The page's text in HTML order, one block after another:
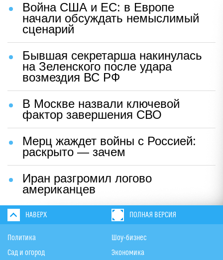
Война США и ЕС: в Европе
начали обсуждать немыслимый
сценарий
Бывшая секретарша накинулась
на Зеленского после удара
возмездия ВС РФ
В Москве назвали ключевой
фактор завершения СВО
Мерц жаждет войны с Россией:
раскрыто — зачем
Иран разгромил логово
американцев
НАВЕРХ ПОЛНАЯ ВЕРСИЯ
Политика
Сад и огород
Шоу-бизнес
Экономика